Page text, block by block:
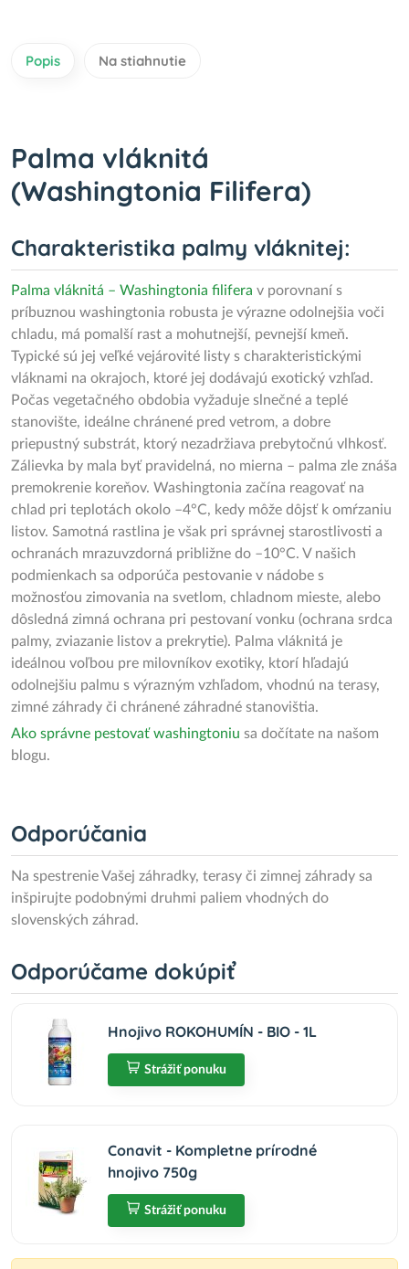
Popis Na stiahnutie
Palma vláknitá
(Washingtonia Filifera)
Charakteristika palmy vláknitej:
Palma vláknitá – Washingtonia filifera v porovnaní s
príbuznou washingtonia robusta je výrazne odolnejšia voči
chladu, má pomalší rast a mohutnejší, pevnejší kmeň.
Typické sú jej veľké vejárovité listy s charakteristickými
vláknami na okrajoch, ktoré jej dodávajú exotický vzhľad.
Počas vegetačného obdobia vyžaduje slnečné a teplé
stanovište, ideálne chránené pred vetrom, a dobre
priepustný substrát, ktorý nezadržiava prebytočnú vlhkosť.
Zálievka by mala byť pravidelná, no mierna – palma zle znáša
premokrenie koreňov. Washingtonia začína reagovať na
chlad pri teplotách okolo –4°C, kedy môže dôjsť k omŕzaniu
listov. Samotná rastlina je však pri správnej starostlivosti a
ochranách mrazuvzdorná približne do –10°C. V našich
podmienkach sa odporúča pestovanie v nádobe s
možnosťou zimovania na svetlom, chladnom mieste, alebo
dôsledná zimná ochrana pri pestovaní vonku (ochrana srdca
palmy, zviazanie listov a prekrytie). Palma vláknitá je
ideálnou voľbou pre milovníkov exotiky, ktorí hľadajú
odolnejšiu palmu s výrazným vzhľadom, vhodnú na terasy,
zimné záhrady či chránené záhradné stanovištia.
Ako správne pestovať washingtoniu sa dočítate na našom
blogu.
Odporúčania
Na spestrenie Vašej záhradky, terasy či zimnej záhrady sa
inšpirujte podobnými druhmi paliem vhodných do
slovenských záhrad.
Odporúčame dokúpiť
Hnojivo ROKOHUMÍN - BIO - 1L
Strážiť ponuku
Conavit - Kompletne prírodné
hnojivo 750g
Strážiť ponuku